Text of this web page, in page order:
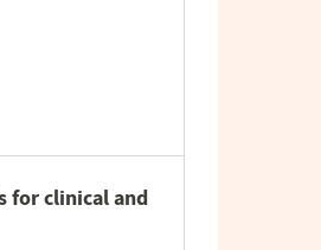
for clinical and